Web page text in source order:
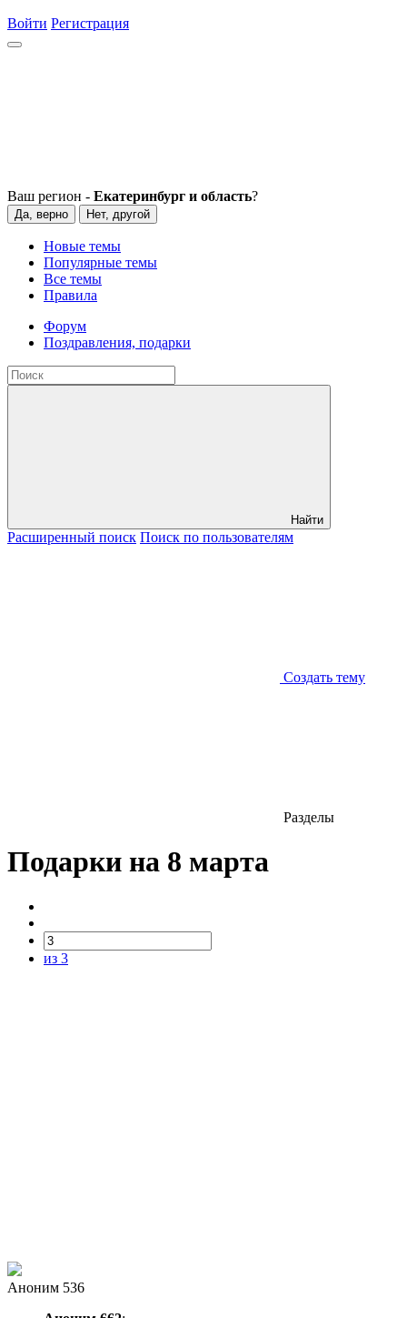
Войти Регистрация
Ваш регион - Екатеринбург и область?
Да, верно Нет, другой
Новые темы
Популярные темы
Все темы
Правила
Форум
Поздравления, подарки
Найти
Расширенный поиск Поиск по пользователям
Создать тему
Разделы
Подарки на 8 марта
из 3
Аноним 536